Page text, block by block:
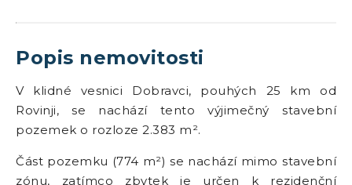
Popis nemovitosti
V klidné vesnici Dobravci, pouhých 25 km od
Rovinji, se nachází tento výjimečný stavební
pozemek o rozloze 2.383 m².
Část pozemku (774 m²) se nachází mimo stavební
zónu, zatímco zbytek je určen k rezidenční